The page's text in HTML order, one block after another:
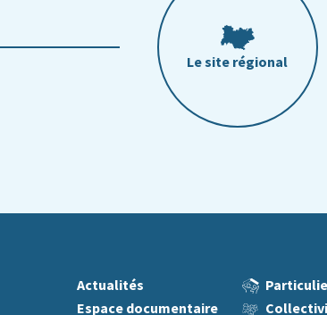
Le site régional
Actualités
Espacedocumentaire